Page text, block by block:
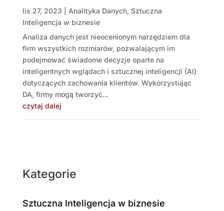
lis 27, 2023 Analityka Danych, Sztuczna
Inteligencja w biznesie
Analiza danych jest nieocenionym narzędziem dla
firm wszystkich rozmiarów, pozwalającym im
podejmować świadome decyzje oparte na
inteligentnych wglądach i sztucznej inteligencji (AI)
dotyczących zachowania klientów. Wykorzystując
DA, firmy mogą tworzyć...
czytaj dalej
Kategorie
Sztuczna Inteligencja w biznesie